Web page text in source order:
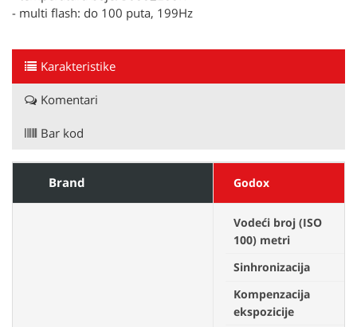
- multi flash: do 100 puta, 199Hz
Karakteristike
Komentari
Bar kod
Brand Godox
Vodeći broj (ISO
100) metri
Sinhronizacija
Kompenzacija
ekspozicije